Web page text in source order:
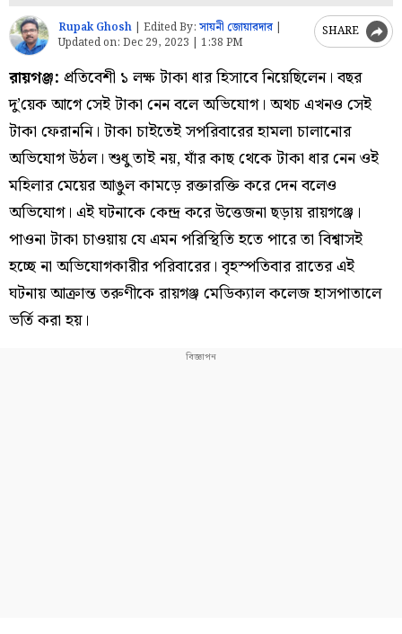
Rupak Ghosh Edited By: সায়নী জোয়ারদার
Updated on: Dec 29, 2023 | 1:38 PM
SHARE
রায়গঞ্জ: প্রতিবেশী ১ লক্ষ টাকা ধার হিসাবে নিয়েছিলেন। বছর
দু’য়েক আগে সেই টাকা নেন বলে অভিযোগ। অথচ এখনও সেই
টাকা ফেরাননি। টাকা চাইতেই সপরিবারের হামলা চালানোর
অভিযোগ উঠল। শুধু তাই নয়, যাঁর কাছ থেকে টাকা ধার নেন ওই
মহিলার মেয়ের আঙুল কামড়ে রক্তারক্তি করে দেন বলেও
অভিযোগ। এই ঘটনাকে কেন্দ্র করে উত্তেজনা ছড়ায় রায়গঞ্জে।
পাওনা টাকা চাওয়ায় যে এমন পরিস্থিতি হতে পারে তা বিশ্বাসই
হচ্ছে না অভিযোগকারীর পরিবারের। বৃহস্পতিবার রাতের এই
ঘটনায় আক্রান্ত তরুণীকে রায়গঞ্জ মেডিক্যাল কলেজ হাসপাতালে
ভর্তি করা হয়।